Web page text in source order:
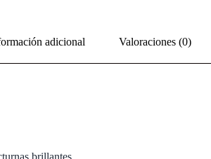
adicional Valoraciones (0)
brillantes